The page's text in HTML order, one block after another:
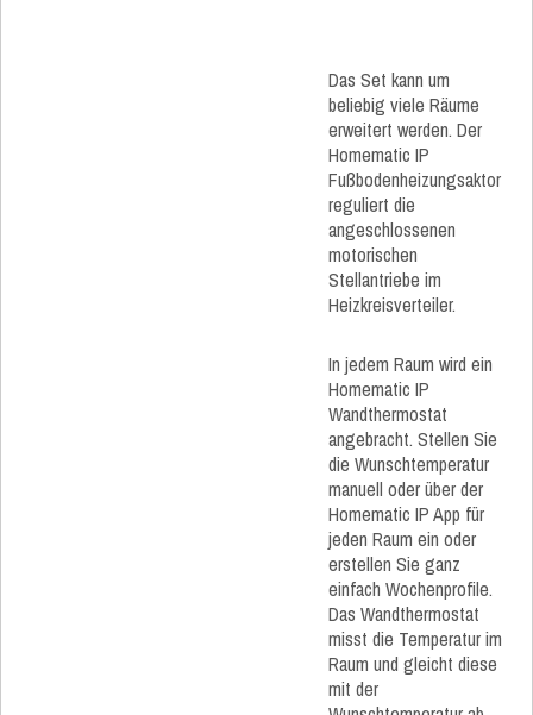
Das Set kann um
beliebig viele Räume
erweitert werden. Der
Homematic IP
Fußbodenheizungsaktor
reguliert die
angeschlossenen
motorischen
Stellantriebe im
Heizkreisverteiler.
In jedem Raum wird ein
Homematic IP
Wandthermostat
angebracht. Stellen Sie
die Wunschtemperatur
manuell oder über der
Homematic IP App für
jeden Raum ein oder
erstellen Sie ganz
einfach Wochenprofile.
Das Wandthermostat
misst die Temperatur im
Raum und gleicht diese
mit der